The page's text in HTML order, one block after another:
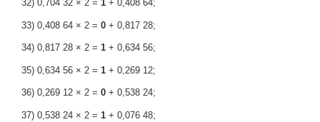
32) 0,704 32 × 2 = 1+ 0,408 64;
33) 0,408 64 × 2 = 0+ 0,817 28;
34) 0,817 28 × 2 = 1+ 0,634 56;
35) 0,634 56 × 2 = 1+ 0,269 12;
36) 0,269 12 × 2 = 0+ 0,538 24;
37) 0,538 24 × 2 = 1+ 0,076 48;